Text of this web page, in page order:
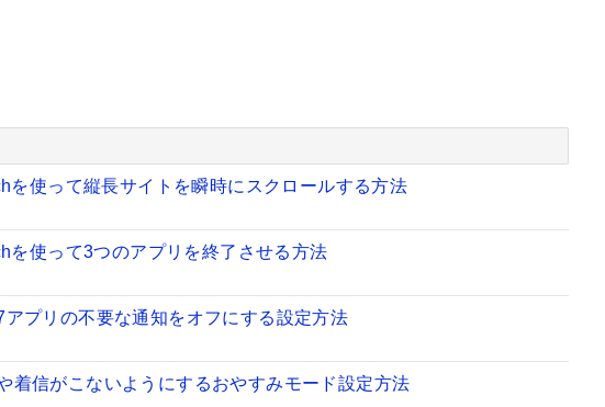
を使って縦長サイトを瞬時にスクロールする方法
を使って3つのアプリを終了させる方法
アプリの不要な通知をオフにする設定方法
着信がこないようにするおやすみモード設定方法